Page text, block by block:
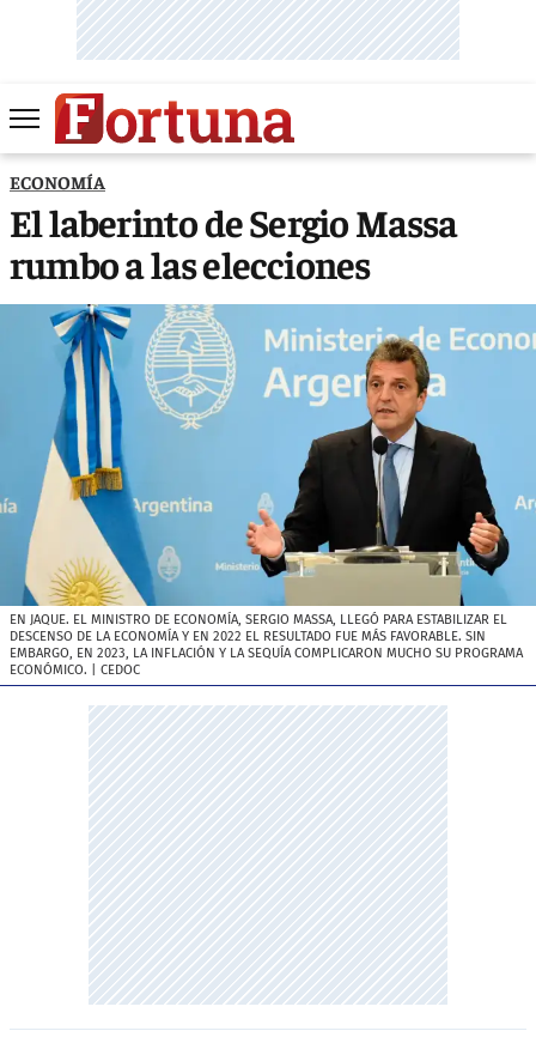
ECONOMÍA
El laberinto de Sergio Massa
rumbo a las elecciones
EN JAQUE. EL MINISTRO DE ECONOMÍA, SERGIO MASSA, LLEGÓ PARA ESTABILIZAR EL
DESCENSO DE LA ECONOMÍA Y EN 2022 EL RESULTADO FUE MÁS FAVORABLE. SIN
EMBARGO, EN 2023, LA INFLACIÓN Y LA SEQUÍA COMPLICARON MUCHO SU PROGRAMA
ECONÓMICO. | CEDOC